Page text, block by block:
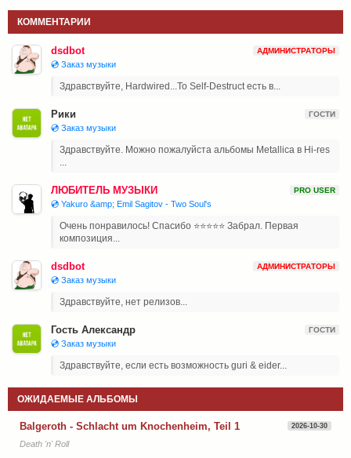
КОММЕНТАРИИ
dsdbot АДМИНИСТРАТОРЫ
💿 Заказ музыки
Здравствуйте, Hardwired...To Self-Destruct есть в...
Рики ГОСТИ
💿 Заказ музыки
Здравствуйте. Можно пожалуйста альбомы Metallica в Hi-res
...
ЛЮБИТЕЛЬ МУЗЫКИ PRO USER
💿 Yakuro &amp; Emil Sagitov - Two Soul's
Очень понравилось! Спасибо ⭐⭐⭐⭐⭐ Забрал. Первая
композиция...
dsdbot АДМИНИСТРАТОРЫ
💿 Заказ музыки
Здравствуйте, нет релизов...
Гость Александр ГОСТИ
💿 Заказ музыки
Здравствуйте, если есть возможность guri & eider...
ОЖИДАЕМЫЕ АЛЬБОМЫ
Balgeroth - Schlacht um Knochenheim, Teil 1 2026-10-30
Death 'n' Roll